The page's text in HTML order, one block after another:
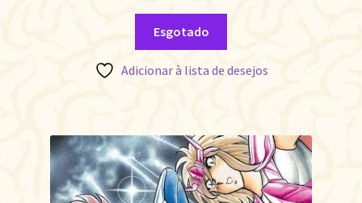
Esgotado
Adicionar à lista de desejos